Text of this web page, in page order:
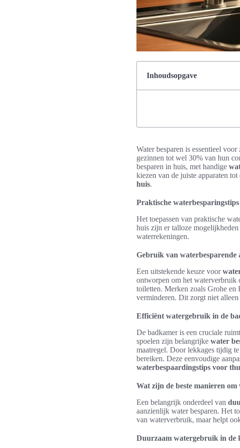
Inhoudsopgave
Water besparen is essentieel
gezinnen tot wel 30% van hun
besparen in huis, met handige
kiezen van de juiste apparaten
huis.
Praktische
Het toepassen van praktische
huis zijn er talloze
waterrekeningen.
Gebruik van waterbesparende
Een uitstekende keuze voor
ontworpen om het waterverbruik
toiletten. Merken zoals Grohe en
verminderen. Dit zorgt niet
Efficiënt watergebruik in de
De badkamer is een cruciale
spoelen zijn belangrijke water
maatregel. Door lekkages tijdig
bereiken. Deze eenvoudige
waterbespaardingstips voor
Wat zijn de beste manieren
Een belangrijk onderdeel van
aanzienlijk water besparen. Het
van waterverbruik, maar helpt
Duurzaam watergebruik in de